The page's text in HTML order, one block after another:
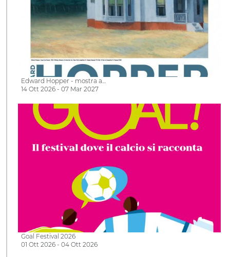
Edward Hopper - mostra a…
14 Ott 2026 - 07 Mar 2027
Goal Festival 2026
01 Ott 2026 - 04 Ott 2026